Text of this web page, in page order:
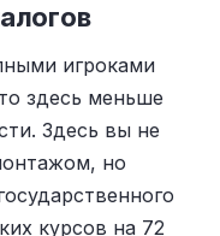
игроками
здесь меньше
Здесь вы не
но
курсов на 72